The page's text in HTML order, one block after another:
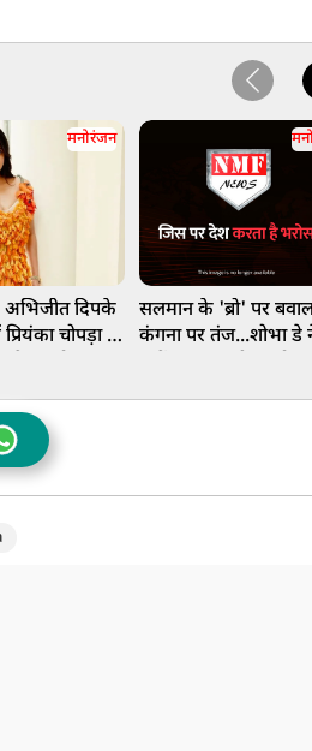
मनोरंजन
अभिजीत दिपके
चोपड़ा ने
सलमान के 'ब्रो' पर
कंगना पर तंज...शोभा डे